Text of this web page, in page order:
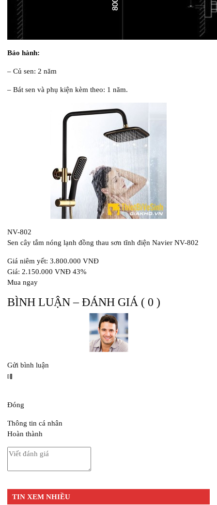
Bảo hành:
– Củ sen: 2 năm
– Bát sen và phụ kiện kèm theo: 1 năm.
NV-802
Sen cây tắm nóng lạnh đồng thau sơn tĩnh điện Navier NV-802
Giá niêm yết: 3.800.000 VNĐ
Giá: 2.150.000 VNĐ 43%
Mua ngay
BÌNH LUẬN – ĐÁNH GIÁ ( 0 )
Gửi bình luận
Đóng
Thông tin cá nhân
Hoàn thành
TIN XEM NHIỀU